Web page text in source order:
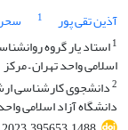
آذین تقی پور
1
1استاد یار گروه
اسلامی واحد تهران – مرکز
2دانشجوی کارشناسی
دانشگاه آزاد اسلامی